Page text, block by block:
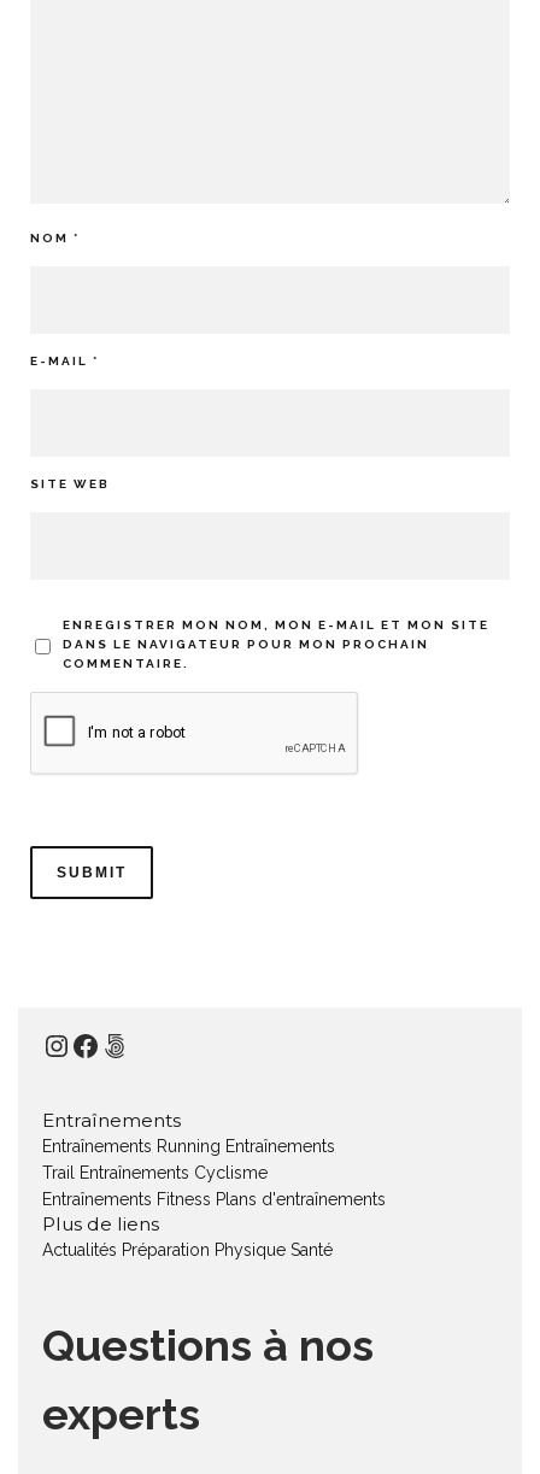
NOM *
E-MAIL *
SITE WEB
ENREGISTRER MON NOM, MON E-MAIL ET MON SITE
DANS LE NAVIGATEUR POUR MON PROCHAIN
COMMENTAIRE.
Instagram
Facebook
500px
Entraînements
Entraînements Running Entraînements
Trail
Entraînements Cyclisme
Entraînements Fitness Plans d'entraînements
Plus de liens
Actualités Préparation Physique Santé
Questions à nos
experts